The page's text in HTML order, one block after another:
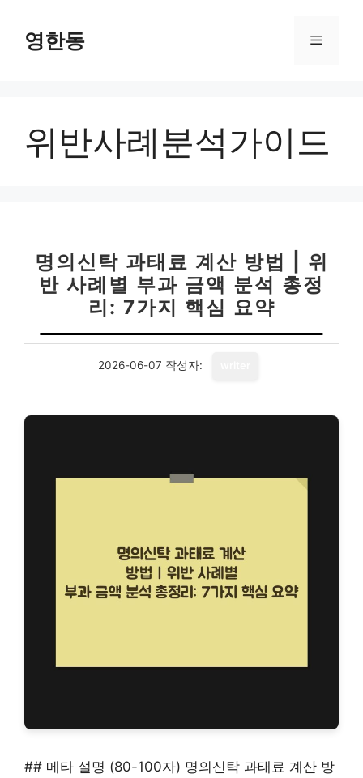
영한동 메
위반사례분석가이드
명의신탁 과태료 계산 방법 | 위
반 사례별 부과 금액 분석 총정
리: 7가지 핵심 요약
2026-06-07 작성자:
## 메타 설명 (80-100자) 명의신탁 과태료 계산 방